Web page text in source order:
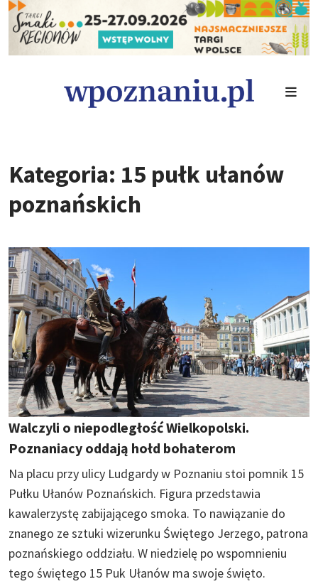
Kategoria: 15 pułk ułanów
poznańskich
Walczyli o niepodległość Wielkopolski.
Poznaniacy oddają hołd bohaterom
Na placu przy ulicy Ludgardy w Poznaniu stoi pomnik 15
Pułku Ułanów Poznańskich. Figura przedstawia
kawalerzystę zabijającego smoka. To nawiązanie do
znanego ze sztuki wizerunku Świętego Jerzego, patrona
poznańskiego oddziału. W niedzielę po wspomnieniu
tego świętego 15 Puk Ułanów ma swoje święto.